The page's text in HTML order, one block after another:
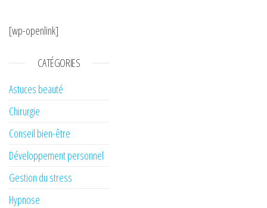
[wp-openlink]
CATÉGORIES
Astuces beauté
Chirurgie
Conseil bien-être
Développement personnel
Gestion du stress
Hypnose